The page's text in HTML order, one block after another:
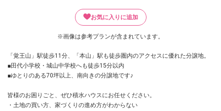
お気に入りに追加
※画像は参考プランが含まれています。
「覚王山」駅徒歩11分、「本山」駅も徒歩圏内のアクセスに優れた分譲地。
■田代小学校・城山中学校へも徒歩15分以内
■ゆとりのある70坪以上、南向きの分譲地です♪
皆様のお困りごと、ぜひ積水ハウスにお任せください。
・土地の買い方、家づくりの進め方がわからない